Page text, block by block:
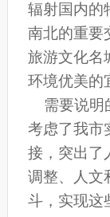
辐射国内的
南北的重要
旅游文化名
环境优美的
需要说明
考虑了我市
接，突出了
调整、人文
斗，实现这